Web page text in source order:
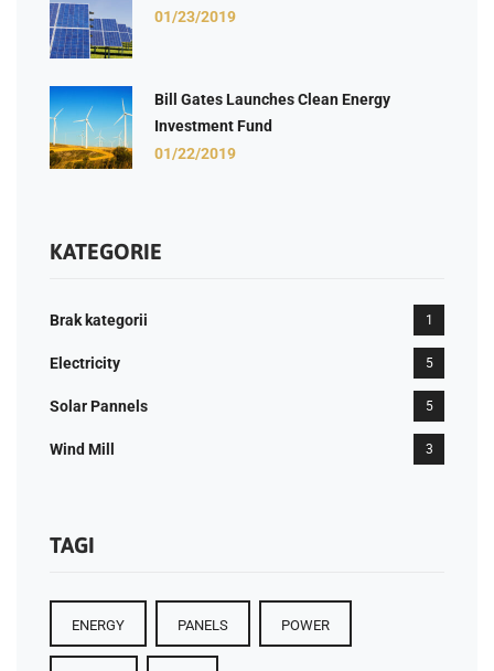
01/23/2019
Bill Gates Launches Clean Energy
Investment Fund
01/22/2019
KATEGORIE
Brak kategorii 1
Electricity 5
Solar Pannels 5
Wind Mill 3
TAGI
ENERGY PANELS POWER